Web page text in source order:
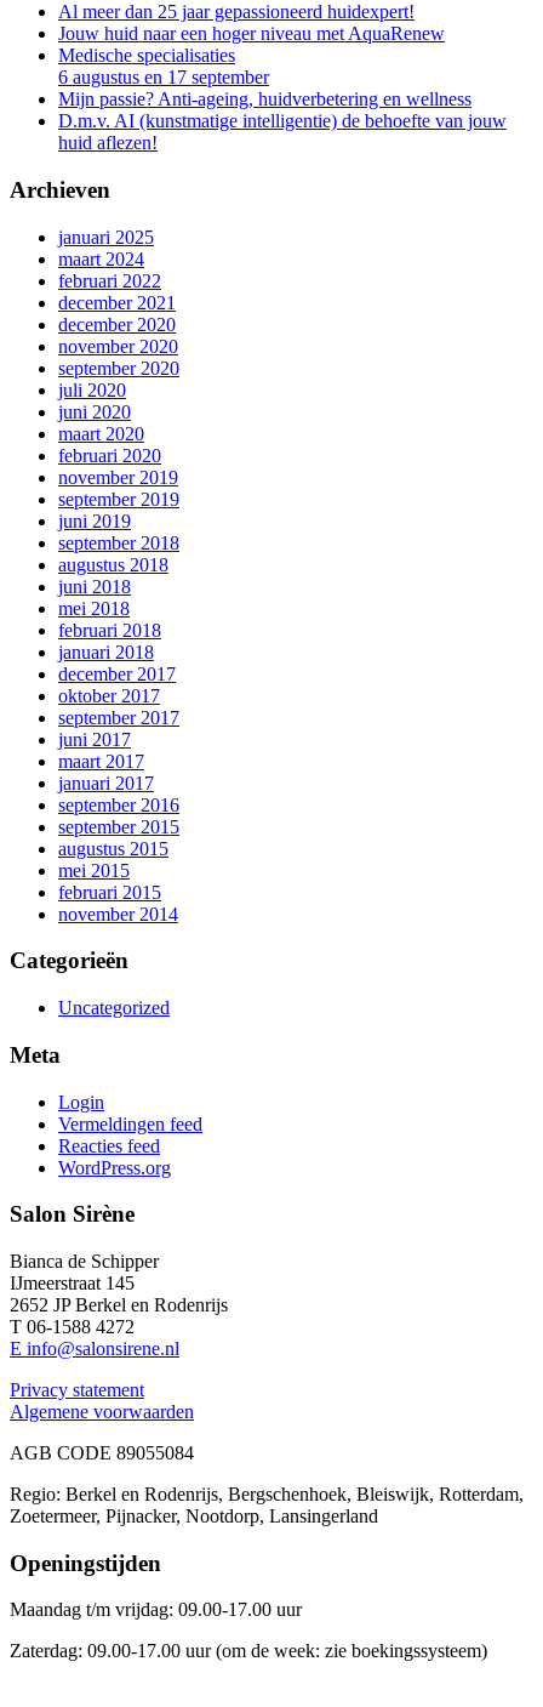
Al meer dan 25 jaar gepassioneerd huidexpert!
Jouw huid naar een hoger niveau met AquaRenew
Medische specialisaties
6 augustus en 17 september
Mijn passie? Anti-ageing, huidverbetering en wellness
D.m.v. AI (kunstmatige intelligentie) de behoefte van jouw
huid aflezen!
Archieven
januari 2025
maart 2024
februari 2022
december 2021
december 2020
november 2020
september 2020
juli 2020
juni 2020
maart 2020
februari 2020
november 2019
september 2019
juni 2019
september 2018
augustus 2018
juni 2018
mei 2018
februari 2018
januari 2018
december 2017
oktober 2017
september 2017
juni 2017
maart 2017
januari 2017
september 2016
september 2015
augustus 2015
mei 2015
februari 2015
november 2014
Categorieën
Uncategorized
Meta
Login
Vermeldingen feed
Reacties feed
WordPress.org
Salon Sirène
Bianca de Schipper
IJmeerstraat 145
2652 JP Berkel en Rodenrijs
T 06-1588 4272
E info@salonsirene.nl
Privacy statement
Algemene voorwaarden
AGB CODE 89055084
Regio: Berkel en Rodenrijs, Bergschenhoek, Bleiswijk, Rotterdam,
Zoetermeer, Pijnacker, Nootdorp, Lansingerland
Openingstijden
Maandag t/m vrijdag: 09.00-17.00 uur
Zaterdag: 09.00-17.00 uur (om de week: zie boekingssysteem)